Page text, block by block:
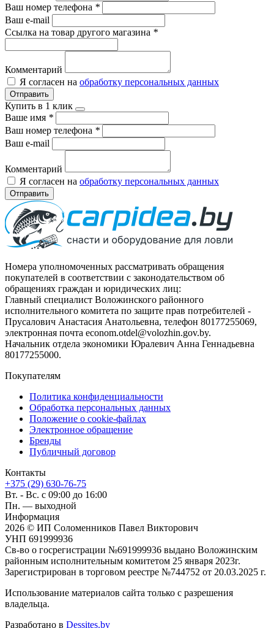
Ваш номер телефона *
Ваш e-mail
Ссылка на товар другого магазина *
Комментарий
Я согласен на обработку персональных данных
Отправить
Купить в 1 клик
Ваше имя *
Ваш номер телефона *
Ваш e-mail
Комментарий
Я согласен на обработку персональных данных
Отправить
Номера уполномоченных рассматривать обращения
покупателей в соответствии с законодательством об
обращениях граждан и юридических лиц:
Главный специалист Воложинского районного
исполнительного комитета по защите прав потребителей -
Прусалович Анастасия Анатольевна, телефон 80177255069,
электронная почта econom.otdel@volozhin.gov.by.
Начальник отдела экономики Юралевич Анна Геннадьевна
80177255000.
Покупателям
Политика конфиденциальности
Обработка персональных данных
Положение о cookie-файлах
Электронное обращение
Бренды
Публичный договор
Контакты
+375 (29) 630-76-75
Вт. - Вс. с 09:00 до 16:00
Пн. — выходной
Информация
2026 © ИП Соломенников Павел Викторович
УНП 691999936
Св-во о госрегистрации №691999936 выдано Воложинским
районным исполнительным комитетом 25 января 2023г.
Зарегистрирован в торговом реестре №744752 от 20.03.2025 г.
Использование материалов сайта только с разрешения
владельца.
Разработано в Dessites.by